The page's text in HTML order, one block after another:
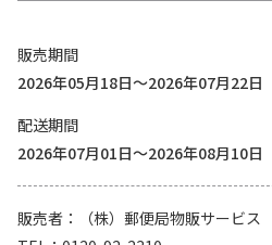
販売期間
2026年05月18日～2026年07月22日
配送期間
2026年07月01日～2026年08月10日
販売者
（株）郵便局物販サービス